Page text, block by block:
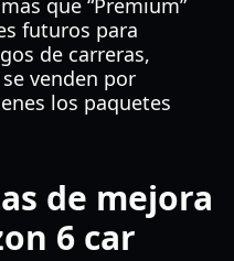
que “Premium”
futuros para
de carreras,
venden por
los paquetes
de mejora
6 car